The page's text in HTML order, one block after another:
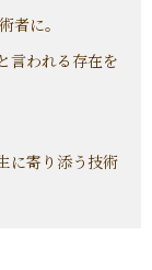
者に。
言われる存在を
に寄り添う技術